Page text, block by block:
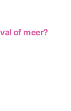
of meer?